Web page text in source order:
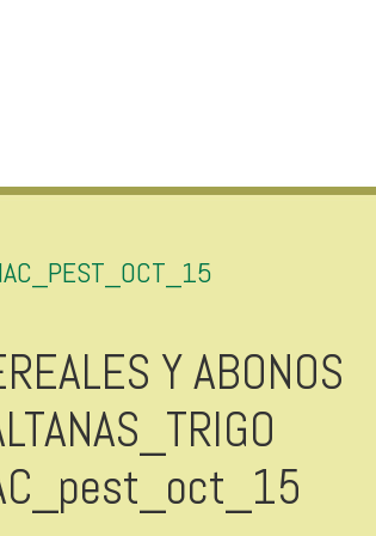
Y ABONOS